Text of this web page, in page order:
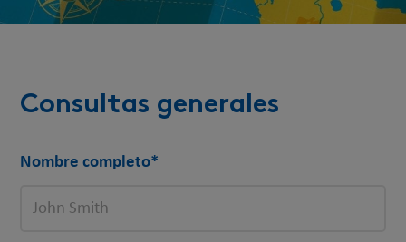
Consultas generales
Nombre completo*